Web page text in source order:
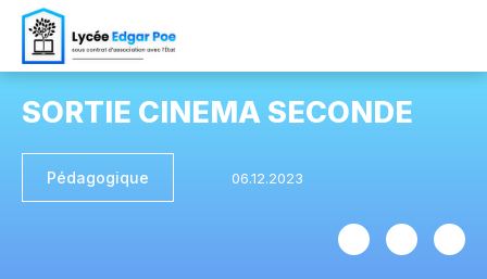
SORTIE CINEMA SECONDE
Pédagogique